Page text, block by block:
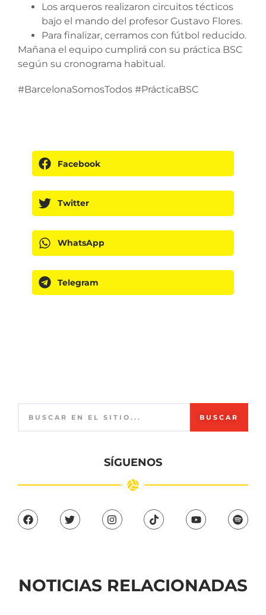
Los arqueros realizaron circuitos técticos
bajo el mando del profesor Gustavo Flores.
Para finalizar, cerramos con fútbol reducido.
Mañana el equipo cumplirá con su práctica BSC
según su cronograma habitual.
#BarcelonaSomosTodos #PrácticaBSC
Facebook
Twitter
WhatsApp
Telegram
BUSCAR
SÍGUENOS
NOTICIAS RELACIONADAS